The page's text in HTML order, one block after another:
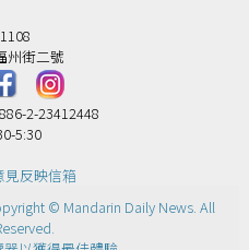
州街二號
2-23412448
5:30
見反映信箱
© Mandarin Daily News. All